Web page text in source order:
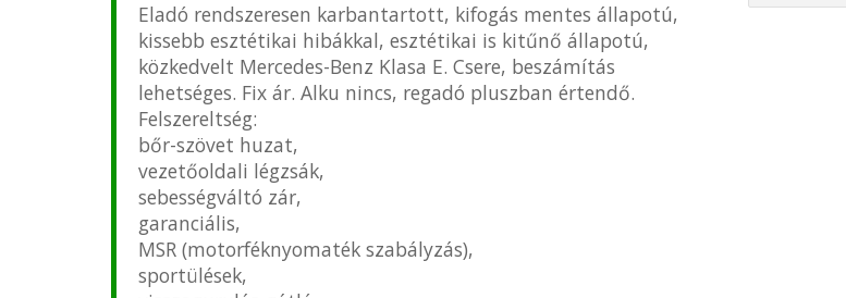
Eladó rendszeresen karbantartott, kifogás mentes állapotú,
kissebb esztétikai hibákkal, esztétikai is kitűnő állapotú,
közkedvelt Mercedes-Benz Klasa E. Csere, beszámítás
lehetséges. Fix ár. Alku nincs, regadó pluszban értendő.
Felszereltség:
bőr-szövet huzat,
vezetőoldali légzsák,
sebességváltó zár,
garanciális,
MSR (motorféknyomaték szabályzás),
sportülések,